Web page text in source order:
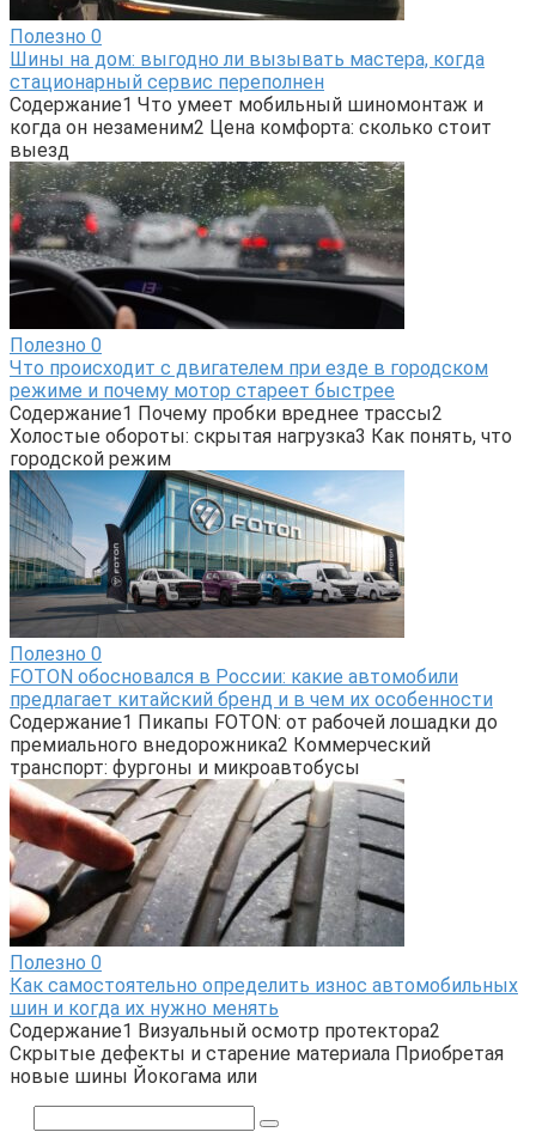
Полезно 0
Шины на дом: выгодно ли вызывать мастера, когда
стационарный сервис переполнен
Содержание1 Что умеет мобильный шиномонтаж и
когда он незаменим2 Цена комфорта: сколько стоит
выезд
Полезно 0
Что происходит с двигателем при езде в городском
режиме и почему мотор стареет быстрее
Содержание1 Почему пробки вреднее трассы2
Холостые обороты: скрытая нагрузка3 Как понять, что
городской режим
Полезно 0
FOTON обосновался в России: какие автомобили
предлагает китайский бренд и в чем их особенности
Содержание1 Пикапы FOTON: от рабочей лошадки до
премиального внедорожника2 Коммерческий
транспорт: фургоны и микроавтобусы
Полезно 0
Как самостоятельно определить износ автомобильных
шин и когда их нужно менять
Содержание1 Визуальный осмотр протектора2
Скрытые дефекты и старение материала Приобретая
новые шины Йокогама или